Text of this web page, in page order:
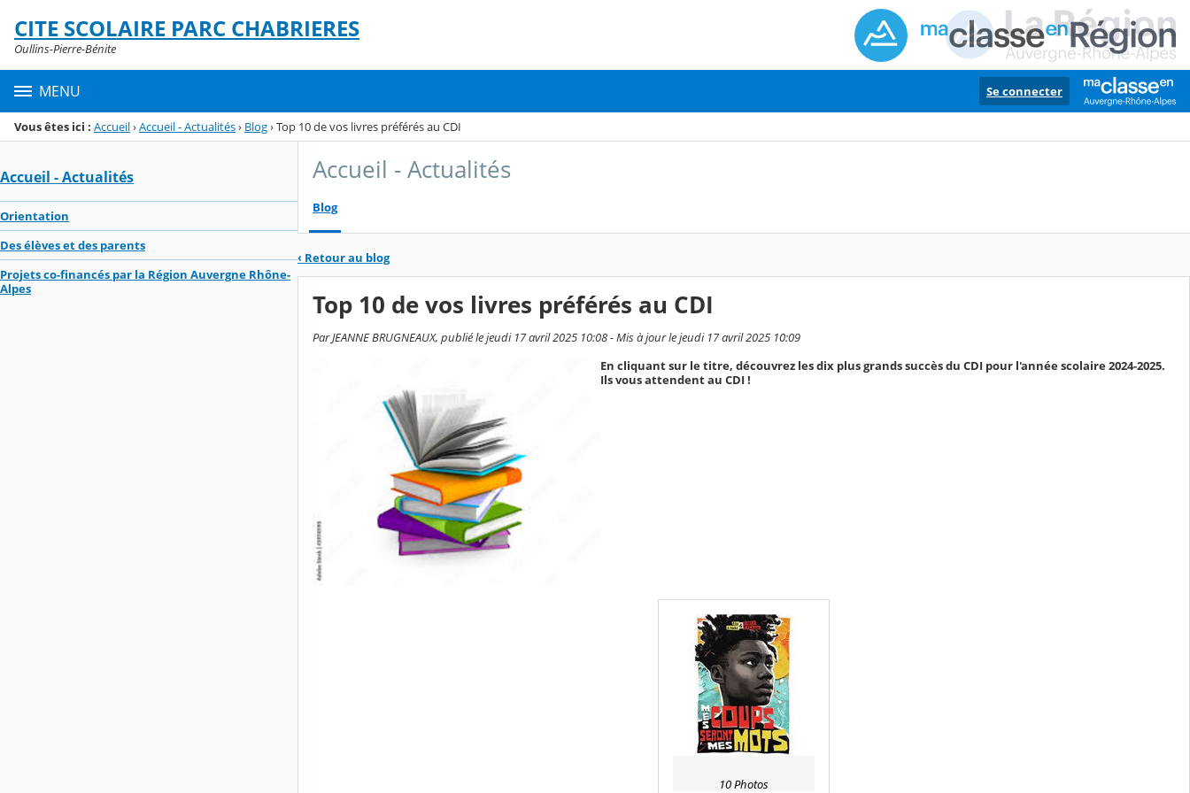
Menu de la rubrique
Contenu
CITE SCOLAIRE PARC CHABRIERES
Oullins-Pierre-Bénite
MENU Se connecter
Vous êtes ici : Accueil›Accueil - Actualités› Blog›Top 10 de vos livres préférés au CDI
Accueil - Actualités
Orientation
Des élèves et des parents
Projets co-financés par la Région Auvergne Rhône-
Alpes
Accueil - Actualités
Blog
‹ Retour au blog
Top 10 de vos livres préférés au CDI
Par JEANNE BRUGNEAUX, publié le jeudi 17 avril 2025 10:08 - Mis à jour le jeudi 17 avril 2025 10:09
En cliquant sur le titre, découvrez les dix plus grands succès du CDI pour l'année scolaire 2024-2025.
Ils vous attendent au CDI !
10 Photos